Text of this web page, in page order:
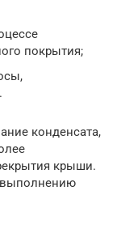
покрытия;
конденсата,
крыши.
выполнению